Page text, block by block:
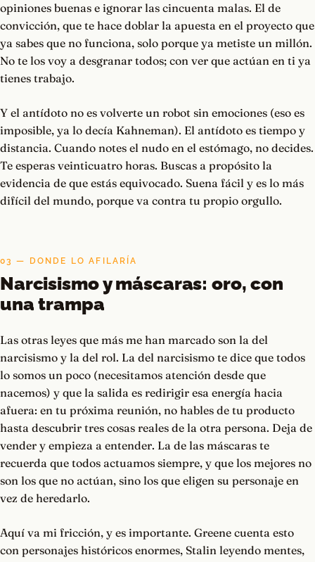
opiniones buenas e ignorar las cincuenta malas. El de
convicción, que te hace doblar la apuesta en el proyecto que
ya sabes que no funciona, solo porque ya metiste un millón.
No te los voy a desgranar todos; con ver que actúan en ti ya
tienes trabajo.
Y el antídoto no es volverte un robot sin emociones (eso es
imposible, ya lo decía Kahneman). El antídoto es tiempo y
distancia. Cuando notes el nudo en el estómago, no decides.
Te esperas veinticuatro horas. Buscas a propósito la
evidencia de que estás equivocado. Suena fácil y es lo más
difícil del mundo, porque va contra tu propio orgullo.
03 — DONDE LO AFILARÍA
Narcisismo y máscaras: oro, con
una trampa
Las otras leyes que más me han marcado son la del
narcisismo y la del rol. La del narcisismo te dice que todos
lo somos un poco (necesitamos atención desde que
nacemos) y que la salida es redirigir esa energía hacia
afuera: en tu próxima reunión, no hables de tu producto
hasta descubrir tres cosas reales de la otra persona. Deja de
vender y empieza a entender. La de las máscaras te
recuerda que todos actuamos siempre, y que los mejores no
son los que no actúan, sino los que eligen su personaje en
vez de heredarlo.
Aquí va mi fricción, y es importante. Greene cuenta esto
con personajes históricos enormes, Stalin leyendo mentes,